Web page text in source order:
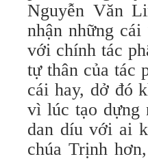
Nguyễn Văn
nhận những
với chính tác
tự thân của tác
cái hay, dở đó
vì lúc tạo dựng
dan díu với ai
chúa Trịnh